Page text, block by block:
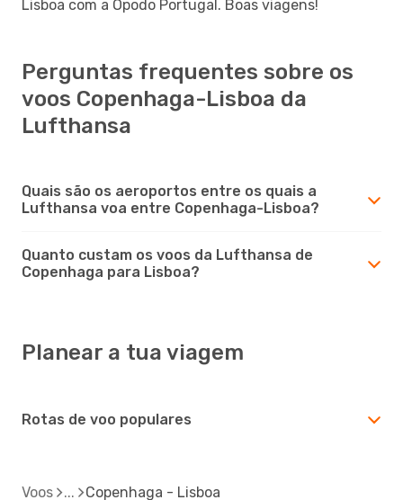
Lisboa com a Opodo Portugal. Boas viagens!
Perguntas frequentes sobre os
voos Copenhaga-Lisboa da
Lufthansa
Quais são os aeroportos entre os quais a
Lufthansa voa entre Copenhaga-Lisboa?
Quanto custam os voos da Lufthansa de
Copenhaga para Lisboa?
Planear a tua viagem
Rotas de voo populares
Voos Copenhaga - Lisboa